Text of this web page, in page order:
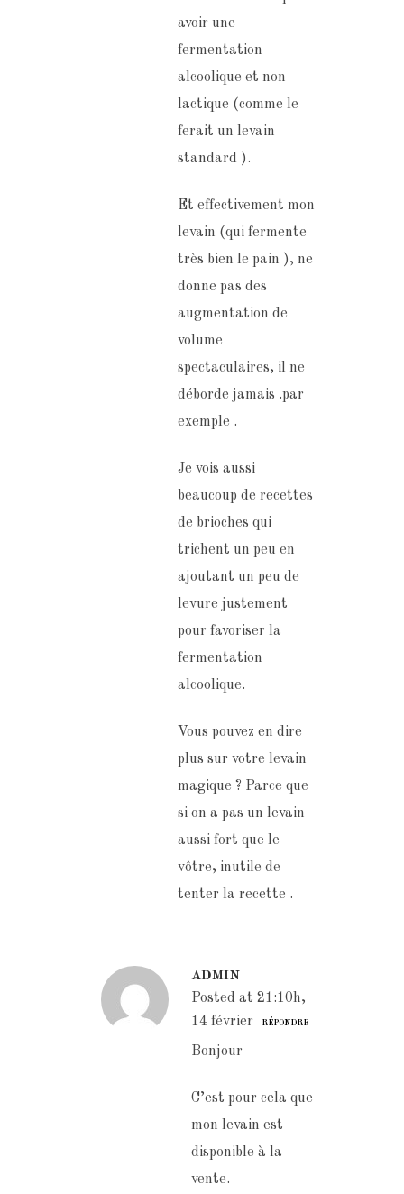
avoir une
fermentation
alcoolique et non
lactique (comme le
ferait un levain
standard ).
Et effectivement mon
levain (qui fermente
très bien le pain ), ne
donne pas des
augmentation de
volume
spectaculaires, il ne
déborde jamais .par
exemple .
Je vois aussi
beaucoup de recettes
de brioches qui
trichent un peu en
ajoutant un peu de
levure justement
pour favoriser la
fermentation
alcoolique.
Vous pouvez en dire
plus sur votre levain
magique ? Parce que
si on a pas un levain
aussi fort que le
vôtre, inutile de
tenter la recette .
ADMIN
Posted at 21:10h,
14 février
RÉPONDRE
Bonjour
C’est pour cela que
mon levain est
disponible à la
vente.